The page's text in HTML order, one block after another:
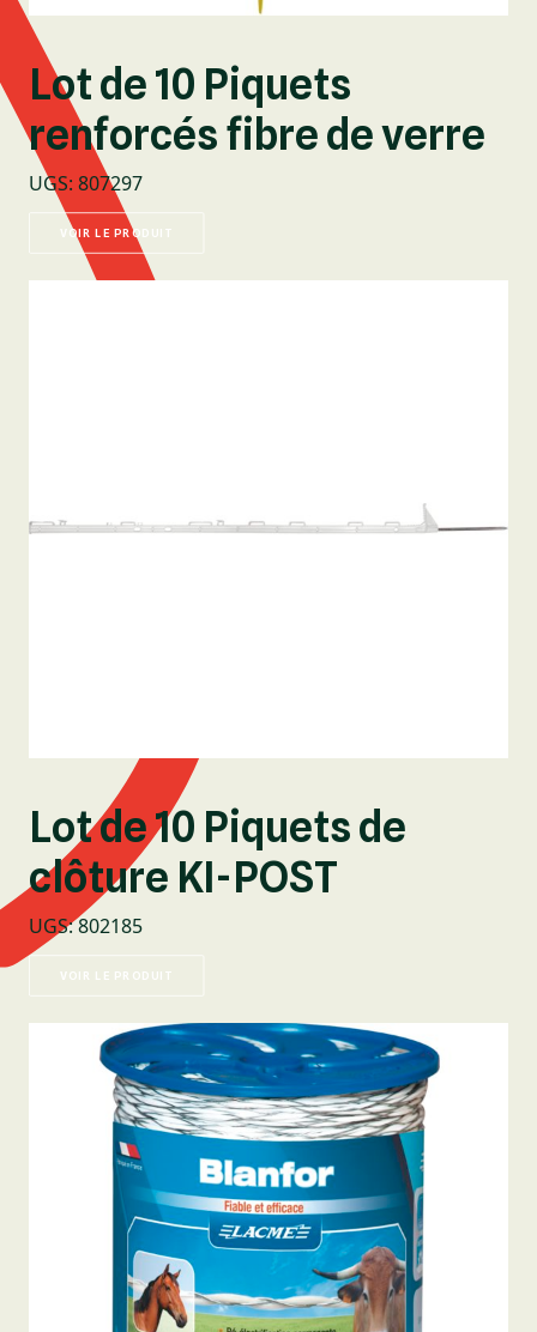
Lot de 10 Piquets
renforcés fibre de verre
UGS: 807297
VOIR LE PRODUIT
Lot de 10 Piquets de
clôture KI-POST
UGS:802185
VOIR LE PRODUIT